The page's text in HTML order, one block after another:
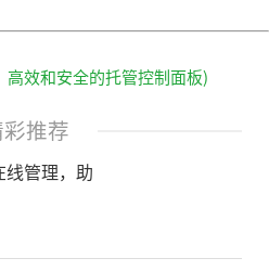
高效和安全的托管控制面板)
推荐
管理，助